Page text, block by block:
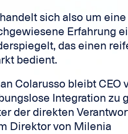
sich also um
Erfahrung
das einen
bedient.
Colarusso bleibt CEO
Integration zu
der direkten
Direktor von Milenia